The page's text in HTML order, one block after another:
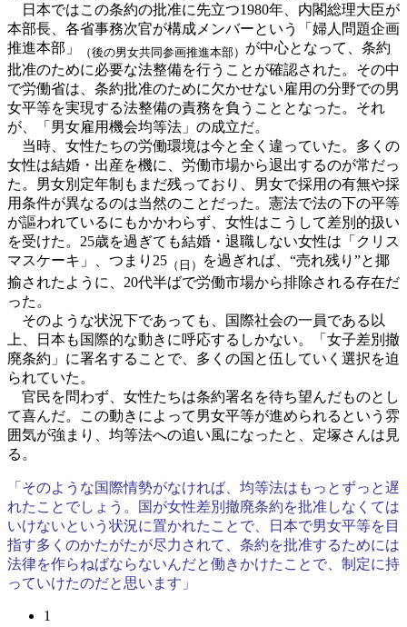
日本ではこの条約の批准に先立つ1980年、内閣総理大臣が
本部長、各省事務次官が構成メンバーという「婦人問題企画
推進本部」
（後の男女共同参画推進本部） が中心となって、条約
批准のために必要な法整備を行うことが確認された。その中
で労働省は、条約批准のために欠かせない雇用の分野での男
女平等を実現する法整備の責務を負うこととなった。それ
が、「男女雇用機会均等法」の成立だ。
当時、女性たちの労働環境は今と全く違っていた。多くの
女性は結婚・出産を機に、労働市場から退出するのが常だっ
た。男女別定年制もまだ残っており、男女で採用の有無や採
用条件が異なるのは当然のことだった。憲法で法の下の平等
が謳われているにもかかわらず、女性はこうして差別的扱い
を受けた。25歳を過ぎても結婚・退職しない女性は「クリス
マスケーキ」、つまり25 （日）
を過ぎれば、“売れ残り”と揶
揄されたように、20代半ばで労働市場から排除される存在だ
った。
そのような状況下であっても、国際社会の一員である以
上、日本も国際的な動きに呼応するしかない。「女子差別撤
廃条約」に署名することで、多くの国と伍していく選択を迫
られていた。
官民を問わず、女性たちは条約署名を待ち望んだものとし
て喜んだ。この動きによって男女平等が進められるという雰
囲気が強まり、均等法への追い風になったと、定塚さんは見
る。
「そのような国際情勢がなければ、均等法はもっとずっと遅
れたことでしょう。国が女性差別撤廃条約を批准しなくては
いけないという状況に置かれたことで、日本で男女平等を目
指す多くのかたがたが尽力されて、条約を批准するためには
法律を作らねばならないんだと働きかけたことで、制定に持
っていけたのだと思います」
1